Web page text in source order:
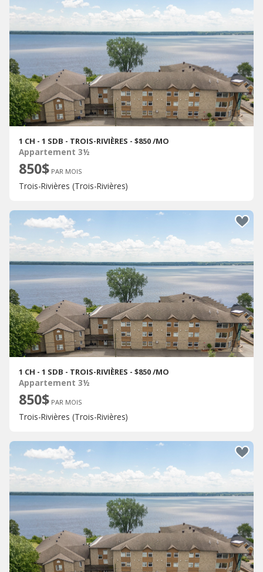
1 CH - 1 SDB - TROIS-RIVIÈRES - $850 /MO
Appartement 3½
850$ PAR MOIS
Trois-Rivières (Trois-Rivières)
1 CH - 1 SDB - TROIS-RIVIÈRES - $850 /MO
Appartement 3½
850$ PAR MOIS
Trois-Rivières (Trois-Rivières)